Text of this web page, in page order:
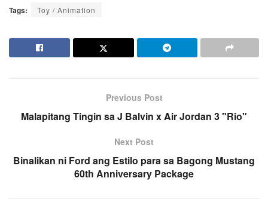
Tags: Toy / Animation
Previous Post
Malapitang Tingin sa J Balvin x Air Jordan 3 "Rio"
Next Post
Binalikan ni Ford ang Estilo para sa Bagong Mustang
60th Anniversary Package